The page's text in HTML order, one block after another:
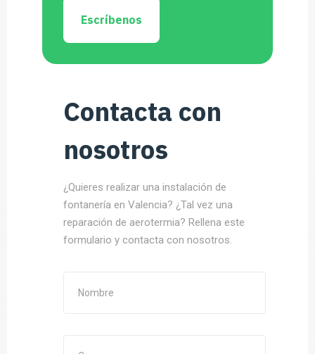
Escríbenos
Contacta con
nosotros
¿Quieres realizar una instalación de
fontanería en Valencia? ¿Tal vez una
reparación de aerotermia? Rellena este
formulario y contacta con nosotros.